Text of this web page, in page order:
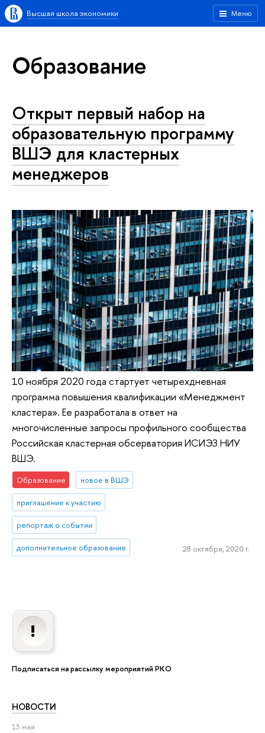
Меню
Высшая школа экономики
Подписаться на рассылку мероприятий РКО
НОВОСТИ
13 мая
Образование
Открыт первый набор на
образовательную программу
ВШЭ для кластерных
менеджеров
10 ноября 2020 года стартует четырехдневная
программа повышения квалификации «Менеджмент
кластера». Ее разработала в ответ на
многочисленные запросы профильного сообщества
Российская кластерная обсерватория ИСИЭЗ НИУ
ВШЭ.
Образование новое в ВШЭ
приглашение к участию
репортаж о событии
дополнительное образование 28 октября, 2020 г.